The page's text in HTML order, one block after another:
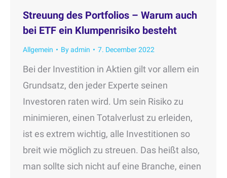
Streuung des Portfolios – Warum auch
bei ETF ein Klumpenrisiko besteht
Allgemein Byadmin 7. December 2022
Bei der Investition in Aktien gilt vor allem ein
Grundsatz, den jeder Experte seinen
Investoren raten wird. Um sein Risiko zu
minimieren, einen Totalverlust zu erleiden,
ist es extrem wichtig, alle Investitionen so
breit wie möglich zu streuen. Das heißt also,
man sollte sich nicht auf eine Branche, einen